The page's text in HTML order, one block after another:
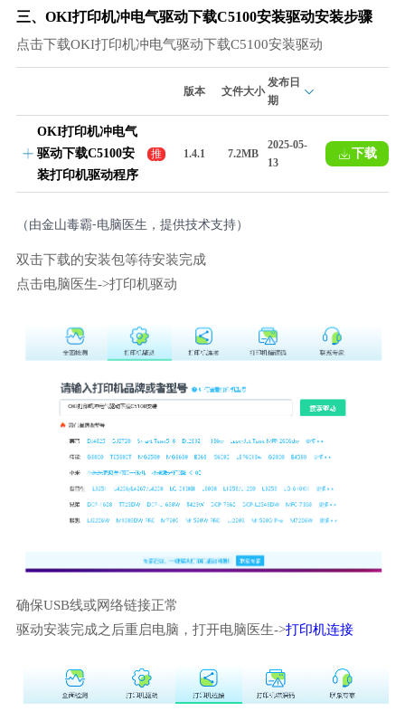
三、OKI打印机冲电气驱动下载C5100安装驱动安装步骤
点击下载OKI打印机冲电气驱动下载C5100安装驱动
版本 文件大小
发布日
期
OKI打印机冲电气
驱动下载C5100安
装打印机驱动程序
推
荐
1.4.1 7.2MB
2025-05-
13
下载
（由金山毒霸-电脑医生，提供技术支持）
双击下载的安装包等待安装完成
点击电脑医生->打印机驱动
确保USB线或网络链接正常
驱动安装完成之后重启电脑，打开电脑医生->打印机连接